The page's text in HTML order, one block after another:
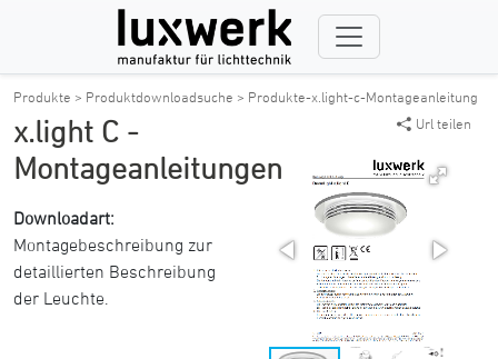
Produkte > Produktdownloadsuche > Produkte-x.light-c-Montageanleitung
Url teilen
x.light C -
Montageanleitungen
Downloadart:
Montagebeschreibung zur
detaillierten Beschreibung
der Leuchte.